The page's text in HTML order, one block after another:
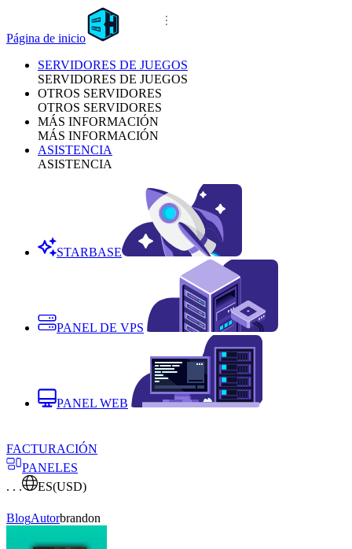
Página de inicio
SERVIDORES DE JUEGOS
SERVIDORES DE JUEGOS
OTROS SERVIDORES
OTROS SERVIDORES
MÁS INFORMACIÓN
MÁS INFORMACIÓN
ASISTENCIA
ASISTENCIA
STARBASE
PANEL DE VPS
PANEL WEB
FACTURACIÓN
PANELES
. . .
ES(USD)
BlogAutorbrandon